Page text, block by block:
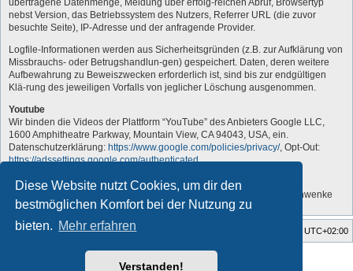
Diese Website nutzt Cookies, um dir den
bestmöglichen Komfort bei der Nutzung zu
bieten. Mehr erfahren
Verstanden!
nebst Version, das Betriebssystem des Nutzers, Referrer URL (die zuvor
besuchte Seite), IP-Adresse und der anfragende Provider.
Logfile-Informationen werden aus Sicherheitsgründen (z.B. zur Aufklärung von
Missbrauchs- oder Betrugshandlun-gen) gespeichert. Daten, deren weitere
Aufbewahrung zu Beweiszwecken erforderlich ist, sind bis zur endgültigen
Klä-rung des jeweiligen Vorfalls von jeglicher Löschung ausgenommen.
Youtube
Wir binden die Videos der Plattform “YouTube” des Anbieters Google LLC,
1600 Amphitheatre Parkway, Mountain View, CA 94043, USA, ein.
Datenschutzerklärung: https://www.google.com/policies/privacy/, Opt-Out:
https://adssettings.google.com/authenticated.
„Vom Administrator angepasst“
Quelle: Erstellt mit Datenschutz-Generator.de von RA Dr. Thomas Schwenke
Foren-Übersicht UTC+02:00
forum tricolor tv
Powered byphpBB® Forum Software © phpBB Limited